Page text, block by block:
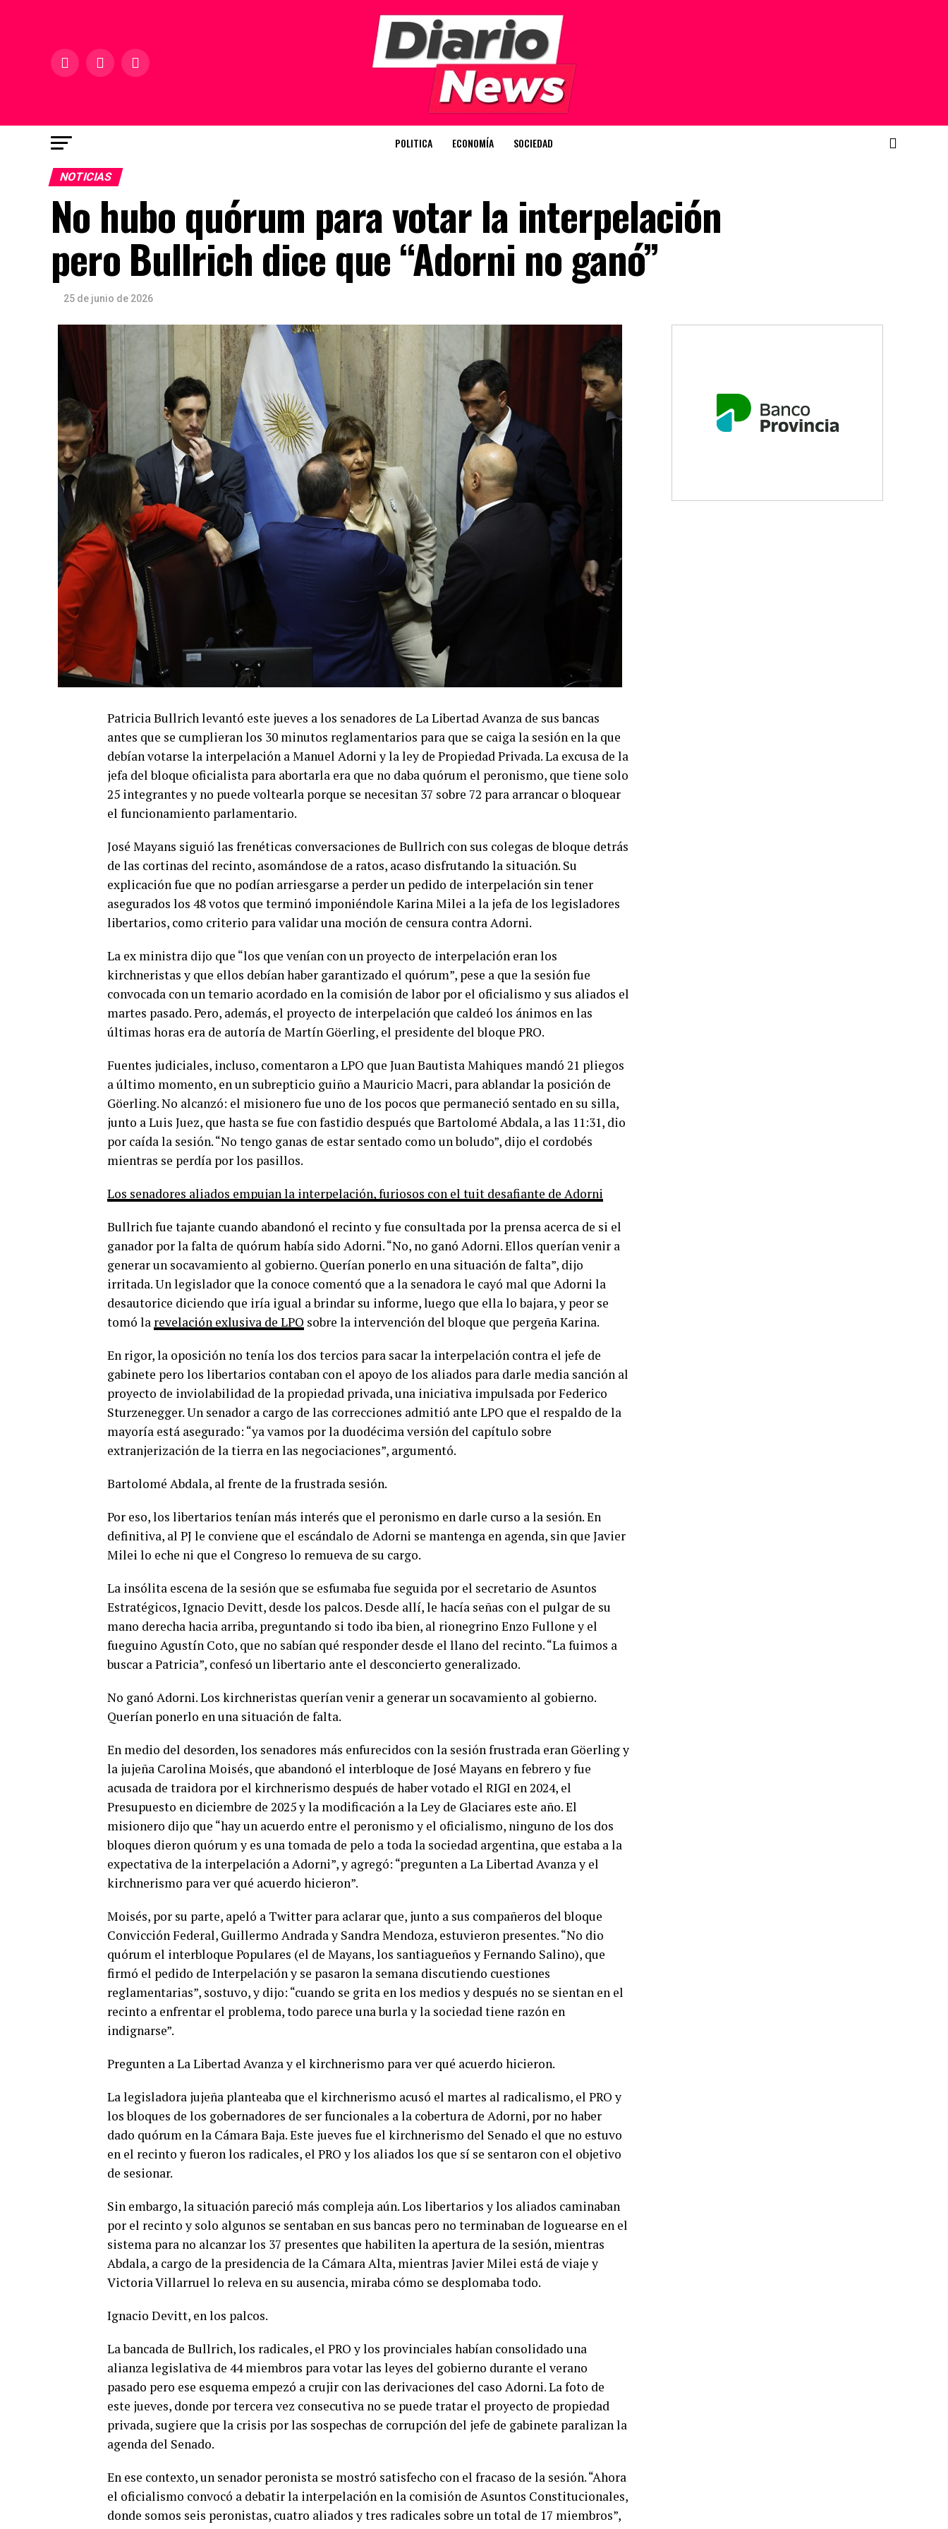
POLITICA ECONOMÍA SOCIEDAD
NOTICIAS
No hubo quórum para votar la interpelación
pero Bullrich dice que “Adorni no ganó”
25 de junio de 2026
Patricia Bullrich levantó este jueves a los senadores de La Libertad Avanza de sus bancas
antes que se cumplieran los 30 minutos reglamentarios para que se caiga la sesión en la que
debían votarse la interpelación a Manuel Adorni y la ley de Propiedad Privada. La excusa de la
jefa del bloque oficialista para abortarla era que no daba quórum el peronismo, que tiene solo
25 integrantes y no puede voltearla porque se necesitan 37 sobre 72 para arrancar o bloquear
el funcionamiento parlamentario.
José Mayans siguió las frenéticas conversaciones de Bullrich con sus colegas de bloque detrás
de las cortinas del recinto, asomándose de a ratos, acaso disfrutando la situación. Su
explicación fue que no podían arriesgarse a perder un pedido de interpelación sin tener
asegurados los 48 votos que terminó imponiéndole Karina Milei a la jefa de los legisladores
libertarios, como criterio para validar una moción de censura contra Adorni.
La ex ministra dijo que “los que venían con un proyecto de interpelación eran los
kirchneristas y que ellos debían haber garantizado el quórum”, pese a que la sesión fue
convocada con un temario acordado en la comisión de labor por el oficialismo y sus aliados el
martes pasado. Pero, además, el proyecto de interpelación que caldeó los ánimos en las
últimas horas era de autoría de Martín Göerling, el presidente del bloque PRO.
Fuentes judiciales, incluso, comentaron a LPO que Juan Bautista Mahiques mandó 21 pliegos
a último momento, en un subrepticio guiño a Mauricio Macri, para ablandar la posición de
Göerling. No alcanzó: el misionero fue uno de los pocos que permaneció sentado en su silla,
junto a Luis Juez, que hasta se fue con fastidio después que Bartolomé Abdala, a las 11:31, dio
por caída la sesión. “No tengo ganas de estar sentado como un boludo”, dijo el cordobés
mientras se perdía por los pasillos.
Los senadores aliados empujan la interpelación, furiosos con el tuit desafiante de Adorni
Bullrich fue tajante cuando abandonó el recinto y fue consultada por la prensa acerca de si el
ganador por la falta de quórum había sido Adorni. “No, no ganó Adorni. Ellos querían venir a
generar un socavamiento al gobierno. Querían ponerlo en una situación de falta”, dijo
irritada. Un legislador que la conoce comentó que a la senadora le cayó mal que Adorni la
desautorice diciendo que iría igual a brindar su informe, luego que ella lo bajara, y peor se
tomó la revelación exlusiva de LPO sobre la intervención del bloque que pergeña Karina.
En rigor, la oposición no tenía los dos tercios para sacar la interpelación contra el jefe de
gabinete pero los libertarios contaban con el apoyo de los aliados para darle media sanción al
proyecto de inviolabilidad de la propiedad privada, una iniciativa impulsada por Federico
Sturzenegger. Un senador a cargo de las correcciones admitió ante LPO que el respaldo de la
mayoría está asegurado: “ya vamos por la duodécima versión del capítulo sobre
extranjerización de la tierra en las negociaciones”, argumentó.
Bartolomé Abdala, al frente de la frustrada sesión.
Por eso, los libertarios tenían más interés que el peronismo en darle curso a la sesión. En
definitiva, al PJ le conviene que el escándalo de Adorni se mantenga en agenda, sin que Javier
Milei lo eche ni que el Congreso lo remueva de su cargo.
La insólita escena de la sesión que se esfumaba fue seguida por el secretario de Asuntos
Estratégicos, Ignacio Devitt, desde los palcos. Desde allí, le hacía señas con el pulgar de su
mano derecha hacia arriba, preguntando si todo iba bien, al rionegrino Enzo Fullone y el
fueguino Agustín Coto, que no sabían qué responder desde el llano del recinto. “La fuimos a
buscar a Patricia”, confesó un libertario ante el desconcierto generalizado.
No ganó Adorni. Los kirchneristas querían venir a generar un socavamiento al gobierno.
Querían ponerlo en una situación de falta.
En medio del desorden, los senadores más enfurecidos con la sesión frustrada eran Göerling y
la jujeña Carolina Moisés, que abandonó el interbloque de José Mayans en febrero y fue
acusada de traidora por el kirchnerismo después de haber votado el RIGI en 2024, el
Presupuesto en diciembre de 2025 y la modificación a la Ley de Glaciares este año. El
misionero dijo que “hay un acuerdo entre el peronismo y el oficialismo, ninguno de los dos
bloques dieron quórum y es una tomada de pelo a toda la sociedad argentina, que estaba a la
expectativa de la interpelación a Adorni”, y agregó: “pregunten a La Libertad Avanza y el
kirchnerismo para ver qué acuerdo hicieron”.
Moisés, por su parte, apeló a Twitter para aclarar que, junto a sus compañeros del bloque
Convicción Federal, Guillermo Andrada y Sandra Mendoza, estuvieron presentes. “No dio
quórum el interbloque Populares (el de Mayans, los santiagueños y Fernando Salino), que
firmó el pedido de Interpelación y se pasaron la semana discutiendo cuestiones
reglamentarias”, sostuvo, y dijo: “cuando se grita en los medios y después no se sientan en el
recinto a enfrentar el problema, todo parece una burla y la sociedad tiene razón en
indignarse”.
Pregunten a La Libertad Avanza y el kirchnerismo para ver qué acuerdo hicieron.
La legisladora jujeña planteaba que el kirchnerismo acusó el martes al radicalismo, el PRO y
los bloques de los gobernadores de ser funcionales a la cobertura de Adorni, por no haber
dado quórum en la Cámara Baja. Este jueves fue el kirchnerismo del Senado el que no estuvo
en el recinto y fueron los radicales, el PRO y los aliados los que sí se sentaron con el objetivo
de sesionar.
Sin embargo, la situación pareció más compleja aún. Los libertarios y los aliados caminaban
por el recinto y solo algunos se sentaban en sus bancas pero no terminaban de loguearse en el
sistema para no alcanzar los 37 presentes que habiliten la apertura de la sesión, mientras
Abdala, a cargo de la presidencia de la Cámara Alta, mientras Javier Milei está de viaje y
Victoria Villarruel lo releva en su ausencia, miraba cómo se desplomaba todo.
Ignacio Devitt, en los palcos.
La bancada de Bullrich, los radicales, el PRO y los provinciales habían consolidado una
alianza legislativa de 44 miembros para votar las leyes del gobierno durante el verano
pasado pero ese esquema empezó a crujir con las derivaciones del caso Adorni. La foto de
este jueves, donde por tercera vez consecutiva no se puede tratar el proyecto de propiedad
privada, sugiere que la crisis por las sospechas de corrupción del jefe de gabinete paralizan la
agenda del Senado.
En ese contexto, un senador peronista se mostró satisfecho con el fracaso de la sesión. “Ahora
el oficialismo convocó a debatir la interpelación en la comisión de Asuntos Constitucionales,
donde somos seis peronistas, cuatro aliados y tres radicales sobre un total de 17 miembros”,